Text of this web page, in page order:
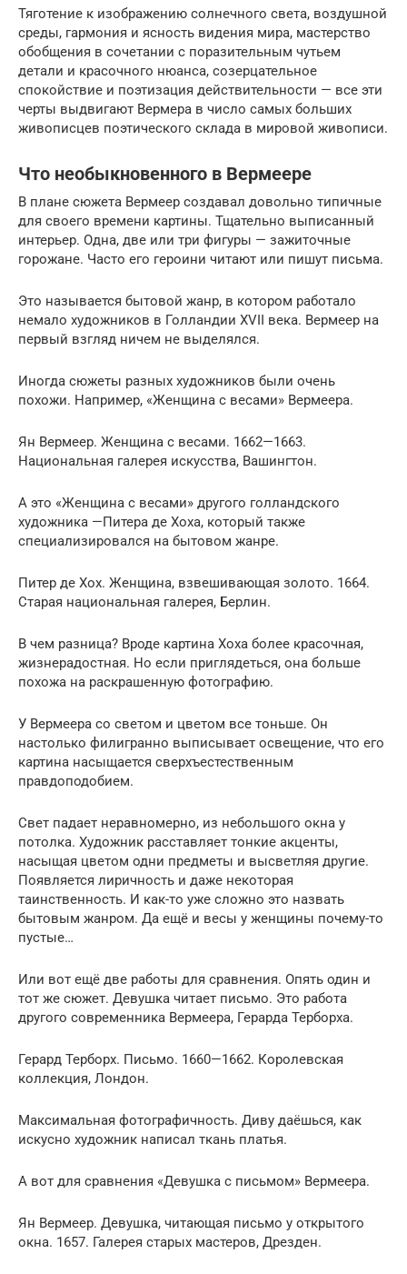
Тяготение к изображению солнечного света, воздушной
среды, гармония и ясность видения мира, мастерство
обобщения в сочетании с поразительным чутьем
детали и красочного нюанса, созерцательное
спокойствие и поэтизация действительности — все эти
черты выдвигают Вермера в число самых больших
живописцев поэтического склада в мировой живописи.
Что необыкновенного в Вермеере
В плане сюжета Вермеер создавал довольно типичные
для своего времени картины. Тщательно выписанный
интерьер. Одна, две или три фигуры — зажиточные
горожане. Часто его героини читают или пишут письма.
Это называется бытовой жанр, в котором работало
немало художников в Голландии XVII века. Вермеер на
первый взгляд ничем не выделялся.
Иногда сюжеты разных художников были очень
похожи. Например, «Женщина с весами» Вермеера.
Ян Вермеер. Женщина с весами. 1662—1663.
Национальная галерея искусства, Вашингтон.
А это «Женщина с весами» другого голландского
художника —Питера де Хоха, который также
специализировался на бытовом жанре.
Питер де Хох. Женщина, взвешивающая золото. 1664.
Старая национальная галерея, Берлин.
В чем разница? Вроде картина Хоха более красочная,
жизнерадостная. Но если приглядеться, она больше
похожа на раскрашенную фотографию.
У Вермеера со светом и цветом все тоньше. Он
настолько филигранно выписывает освещение, что его
картина насыщается сверхъестественным
правдоподобием.
Свет падает неравномерно, из небольшого окна у
потолка. Художник расставляет тонкие акценты,
насыщая цветом одни предметы и высветляя другие.
Появляется лиричность и даже некоторая
таинственность. И как-то уже сложно это назвать
бытовым жанром. Да ещё и весы у женщины почему-то
пустые…
Или вот ещё две работы для сравнения. Опять один и
тот же сюжет. Девушка читает письмо. Это работа
другого современника Вермеера, Герарда Терборха.
Герард Терборх. Письмо. 1660—1662. Королевская
коллекция, Лондон.
Максимальная фотографичность. Диву даёшься, как
искусно художник написал ткань платья.
А вот для сравнения «Девушка с письмом» Вермеера.
Ян Вермеер. Девушка, читающая письмо у открытого
окна. 1657. Галерея старых мастеров, Дрезден.